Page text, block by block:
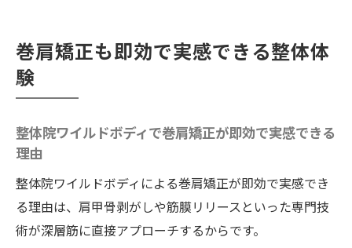
女性に人気の整体院ワイルドボディで自信ある
を与える理由
徹底解説
整体院ワイルドボディの施術が女性の美し
さを引き出す理由
巻肩矯正も即効で実感できる整体体
験
整体院ワイルドボディで巻肩矯正が即効で実感できる
理由
整体院ワイルドボディによる巻肩矯正が即効で実感でき
る理由は、肩甲骨剥がしや筋膜リリースといった専門技
術が深層筋に直接アプローチするからです。